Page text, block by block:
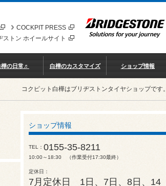
COCKPIT PRESS
ストン ホイールサイト
樺の日常♬ 白樺のカスタマイズ ショップ情報
コクピット白樺はブリヂストンタイヤショップです。
ショップ情報
TEL 0155-35-8211
10:00～18:30 （作業受付17:30最終）
定休日
7月定休日 1日、7日、8日、14